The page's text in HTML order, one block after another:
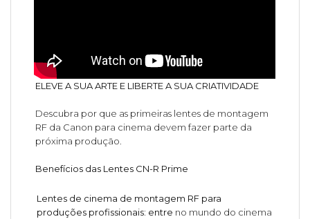
ELEVE A SUA ARTE E LIBERTE A SUA CRIATIVIDADE
Descubra por que as primeiras lentes de montagem
RF da Canon para cinema devem fazer parte da
próxima produção.
Benefícios das Lentes CN-R Prime
Lentes de cinema de montagem RF para
produções profissionais: entre no mundo do cinema